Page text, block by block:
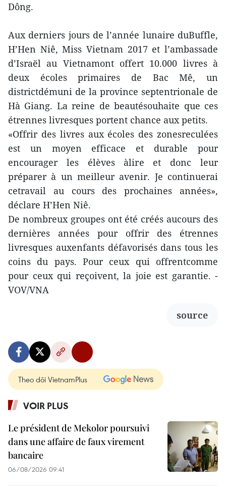
Dông.
Aux derniers jours de l’année lunaire duBuffle,
H’Hen Niê, Miss Vietnam 2017 et l’ambassade
d’Israël au Vietnamont offert 10.000 livres à
deux écoles primaires de Bac Mê, un
districtdémuni de la province septentrionale de
Hà Giang. La reine de beautésouhaite que ces
étrennes livresques portent chance aux petits.
«Offrir des livres aux écoles des zonesreculées
est un moyen efficace et durable pour
encourager les élèves àlire et donc leur
préparer à un meilleur avenir. Je continuerai
cetravail au cours des prochaines années»,
déclare H’Hen Niê.
De nombreux groupes ont été créés aucours des
dernières années pour offrir des étrennes
livresques auxenfants défavorisés dans tous les
coins du pays. Pour ceux qui offrentcomme
pour ceux qui reçoivent, la joie est garantie. -
VOV/VNA
source
Theo dõi VietnamPlus
VOIR PLUS
Le président de Mekolor poursuivi
dans une affaire de faux virement
bancaire
06/08/2026 09:41